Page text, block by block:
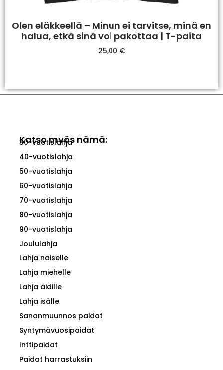
Olen eläkkeellä – Minun ei tarvitse, minä en
halua, etkä sinä voi pakottaa | T-paita
25,00 €
Katso myös nämä:
30-vuotislahja
40-vuotislahja
50-vuotislahja
60-vuotislahja
70-vuotislahja
80-vuotislahja
90-vuotislahja
Joululahja
Lahja naiselle
Lahja miehelle
Lahja äidille
Lahja isälle
Sananmuunnos paidat
Syntymävuosipaidat
Inttipaidat
Paidat harrastuksiin